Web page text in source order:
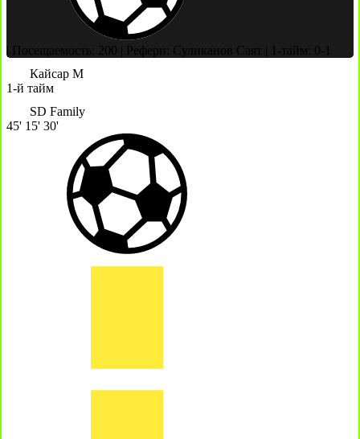
Посещаемость: 200 Рефери: Суликанов Саят
1-тайм: 0-1
Кайсар М
1-й тайм
SD Family
45' 15' 30'